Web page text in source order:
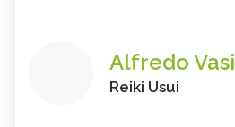
Alfredo Vasi
Reiki Usui